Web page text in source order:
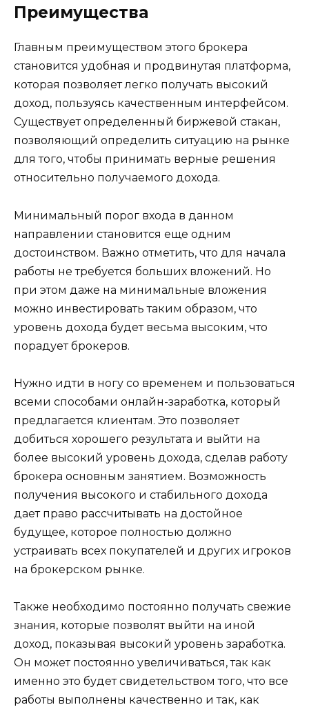
Преимущества
Главным преимуществом этого брокера
становится удобная и продвинутая платформа,
которая позволяет легко получать высокий
доход, пользуясь качественным интерфейсом.
Существует определенный биржевой стакан,
позволяющий определить ситуацию на рынке
для того, чтобы принимать верные решения
относительно получаемого дохода.
Минимальный порог входа в данном
направлении становится еще одним
достоинством. Важно отметить, что для начала
работы не требуется больших вложений. Но
при этом даже на минимальные вложения
можно инвестировать таким образом, что
уровень дохода будет весьма высоким, что
порадует брокеров.
Нужно идти в ногу со временем и пользоваться
всеми способами онлайн-заработка, который
предлагается клиентам. Это позволяет
добиться хорошего результата и выйти на
более высокий уровень дохода, сделав работу
брокера основным занятием. Возможность
получения высокого и стабильного дохода
дает право рассчитывать на достойное
будущее, которое полностью должно
устраивать всех покупателей и других игроков
на брокерском рынке.
Также необходимо постоянно получать свежие
знания, которые позволят выйти на иной
доход, показывая высокий уровень заработка.
Он может постоянно увеличиваться, так как
именно это будет свидетельством того, что все
работы выполнены качественно и так, как